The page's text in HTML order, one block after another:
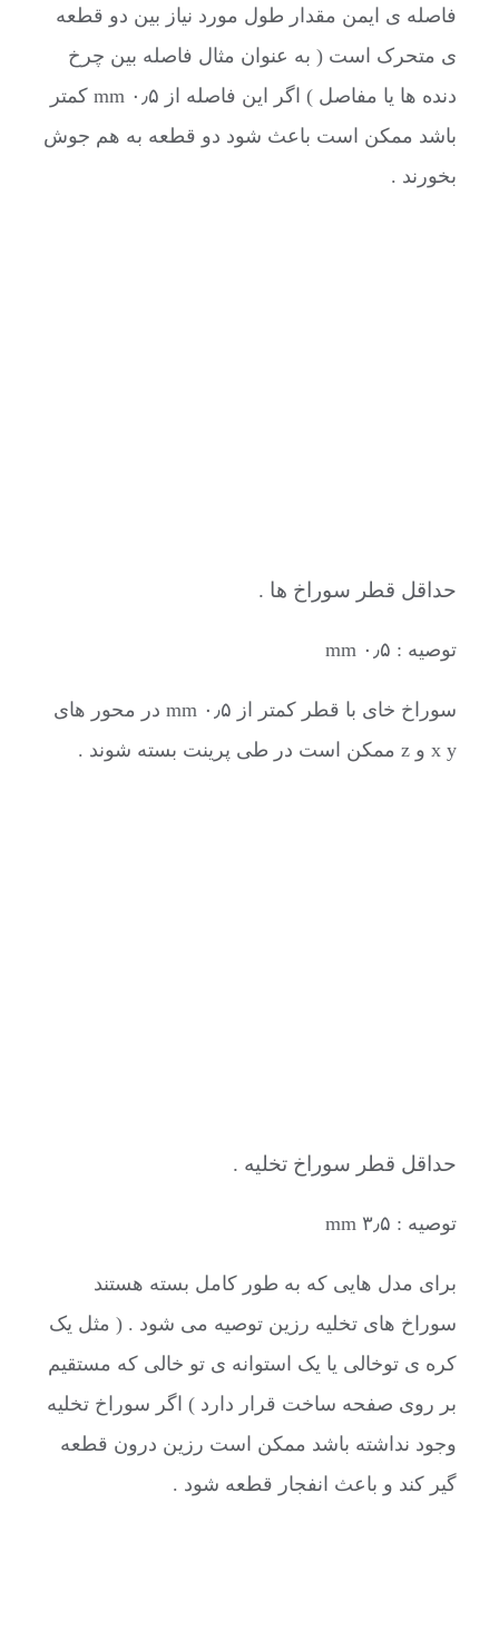
فاصله ی ایمن مقدار طول مورد نیاز بین دو قطعه
ی متحرک است ( به عنوان مثال فاصله بین چرخ
دنده ها یا مفاصل ) اگر این فاصله از ۰٫۵ mm کمتر
باشد ممکن است باعث شود دو قطعه به هم جوش
بخورند .
حداقل قطر سوراخ ها .
توصیه : ۰٫۵ mm
سوراخ خای با قطر کمتر از ۰٫۵ mm در محور های
x y و z ممکن است در طی پرینت بسته شوند .
حداقل قطر سوراخ تخلیه .
توصیه : ۳٫۵ mm
برای مدل هایی که به طور کامل بسته هستند
سوراخ های تخلیه رزین توصیه می شود . ( مثل یک
کره ی توخالی یا یک استوانه ی تو خالی که مستقیم
بر روی صفحه ساخت قرار دارد ) اگر سوراخ تخلیه
وجود نداشته باشد ممکن است رزین درون قطعه
گیر کند و باعث انفجار قطعه شود .